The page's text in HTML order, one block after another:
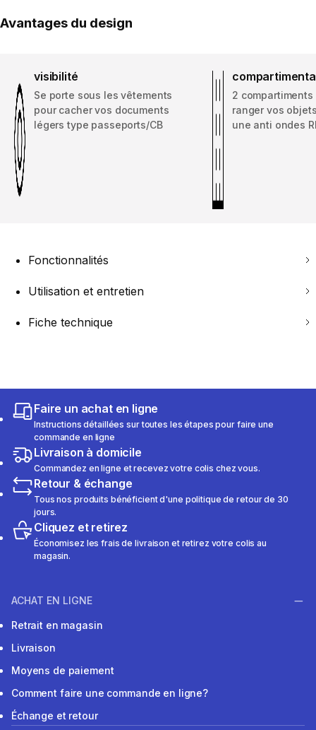
Avantages du design
visibilité
Se porte sous les vêtements
pour cacher vos documents
légers type passeports/CB
2
ranger vos
une anti ondes
Fonctionnalités
Utilisation et entretien
Fiche technique
Faire un achat en ligne
Instructions détaillées sur toutes les étapes pour faire une
commande en ligne
Livraison à domicile
Commandez en ligne et recevez votre colis chez vous.
Retour & échange
Tous nos produits bénéficient d'une politique de retour de 30
jours.
Cliquez et retirez
Économisez les frais de livraison et retirez votre colis au
magasin.
ACHAT EN LIGNE
Retrait en magasin
Livraison
Moyens de paiement
Comment faire une commande en ligne?
Échange et retour